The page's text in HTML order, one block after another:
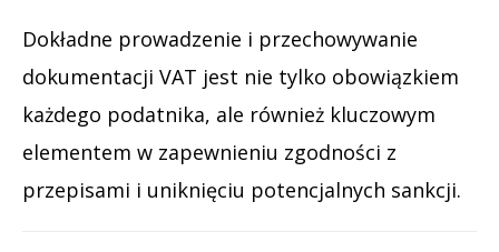
Dokładne prowadzenie i przechowywanie
dokumentacji VAT jest nie tylko obowiązkiem
każdego podatnika, ale również kluczowym
elementem w zapewnieniu zgodności z
przepisami i uniknięciu potencjalnych sankcji.